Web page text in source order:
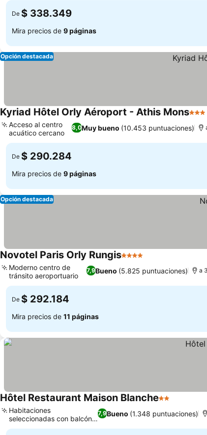
De $ 338.349
Mira precios de 9 páginas
Opción destacada
Kyriad Hôtel Orly Aéroport - Athis Mons3
8,0Muy bueno (10.453 puntuaciones)
Acceso al centro
acuático cercano
De $ 290.284
Mira precios de 9 páginas
Opción destacada
Novotel Paris Orly Rungis4 Estrellas
7,9Bueno (5.825 puntuaciones)
Moderno centro de
tránsito aeroportuario
a
De $ 292.184
Mira precios de 11 páginas
Hôtel Restaurant Maison Blanche2 Estrellas
7,9Bueno (1.348 puntuaciones)
Habitaciones
seleccionadas con balcón o
terraza